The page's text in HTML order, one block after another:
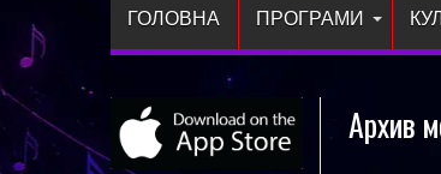
ГОЛОВНА ПРОГРАМИ
Архив